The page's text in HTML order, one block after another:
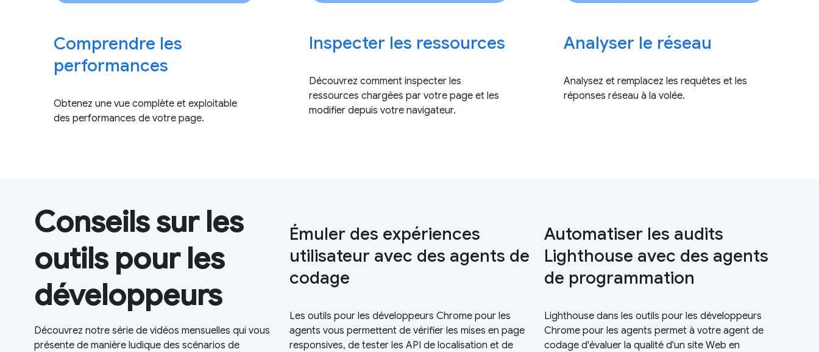
Comprendre les
performances
Obtenez une vue complète et exploitable
des performances de votre page.
Inspecter les ressources
Découvrez comment inspecter les
ressources chargées par votre page et les
modifier depuis votre navigateur.
Analyser le réseau
Analysez et remplacez les requêtes et les
réponses réseau à la volée.
Conseils sur les
outils pour les
développeurs
Découvrez notre série de vidéos mensuelles qui vous
présente de manière ludique des scénarios de
Émuler des expériences
utilisateur avec des agents de
codage
Les outils pour les développeurs Chrome pour les
agents vous permettent de vérifier les mises en page
responsives, de tester les API de localisation et de
Automatiser les audits
Lighthouse avec des agents
de programmation
Lighthouse dans les outils pour les développeurs
Chrome pour les agents permet à votre agent de
codage d'évaluer la qualité d'un site Web en